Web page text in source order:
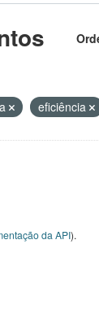
eficiência
da API).